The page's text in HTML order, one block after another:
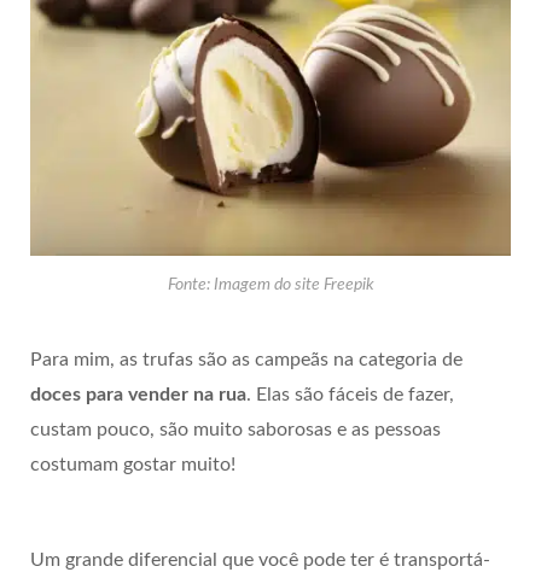
Fonte: Imagem do site Freepik
Para mim, as trufas são as campeãs na categoria de
doces para vender na rua. Elas são fáceis de fazer,
custam pouco, são muito saborosas e as pessoas
costumam gostar muito!
Um grande diferencial que você pode ter é transportá-